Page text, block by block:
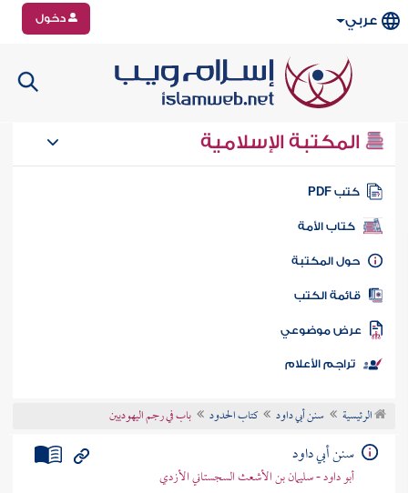
عربي دخول
المكتبة الإسلامية
كتب PDF
كتاب الأمة
المكتبة
الكتب
موضوعي
تراجم الأعلام
الرئيسية سنن أبي داود كتاب الحدود باب في رجم اليهوديين
سنن أبي داود
أبو داود - سليمان بن الأشعث السجستاني الأزدي